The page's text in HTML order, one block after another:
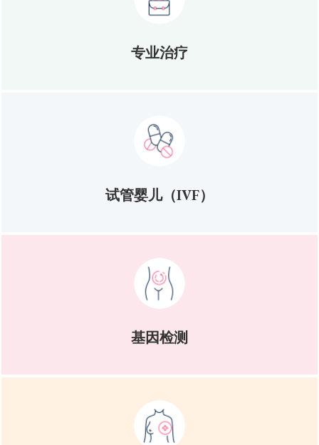
专业治疗
试管婴儿（IVF）
基因检测